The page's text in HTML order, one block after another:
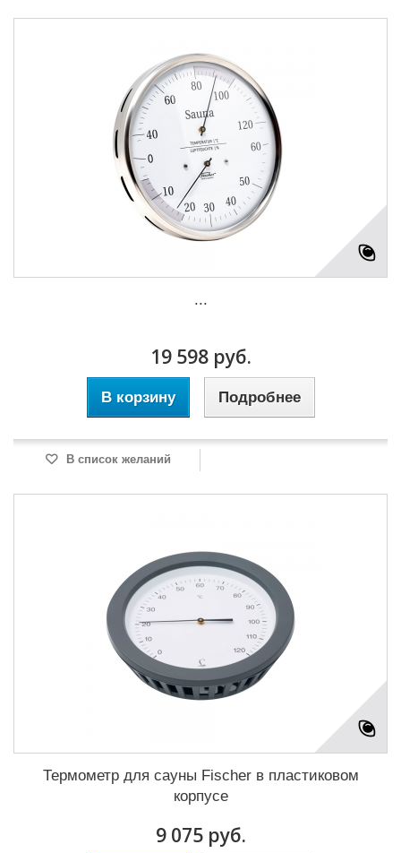
...
19 598 руб.
В корзину Подробнее
В список желаний
Термометр для сауны Fischer в пластиковом
корпусе
9 075 руб.